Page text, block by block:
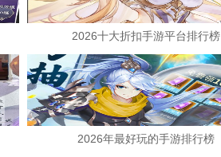
2026十大折扣手游平台排行榜
2026年最好玩的手游排行榜